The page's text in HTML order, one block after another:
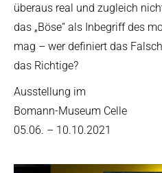
überaus real und zugleich
das „Böse“ als Inbegriff des
mag – wer definiert das
das Richtige?
Ausstellung im
Bomann-Museum Celle
05.06. – 10.10.2021